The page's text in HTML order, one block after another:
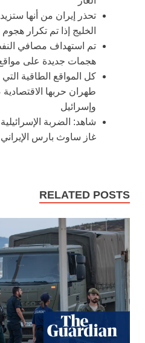
تحذر إيران من أنها
الخليج إذا تم تكرار
تم استهداف مصافي
هجمات جديدة على مواقع
كل المواقع الطاقية التي
طهران حربها الاقتصادية
وإسرائيل
شاهد: الضربة
غاز ساوث بارس الإيراني
RELATED POSTS